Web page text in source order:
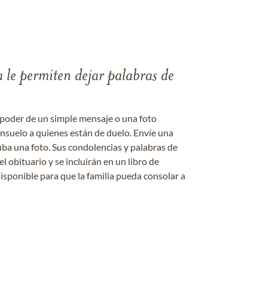
permiten dejar palabras de
de un simple mensaje o una foto
a quienes están de duelo. Envíe una
una foto. Sus condolencias y palabras de
obituario y se incluirán en un libro de
para que la familia pueda consolar a